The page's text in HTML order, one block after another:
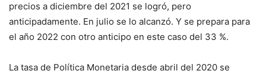
precios a diciembre del 2021 se logró, pero
anticipadamente. En julio se lo alcanzó. Y se prepara para
el año 2022 con otro anticipo en este caso del 33 %.
La tasa de Política Monetaria desde abril del 2020 se